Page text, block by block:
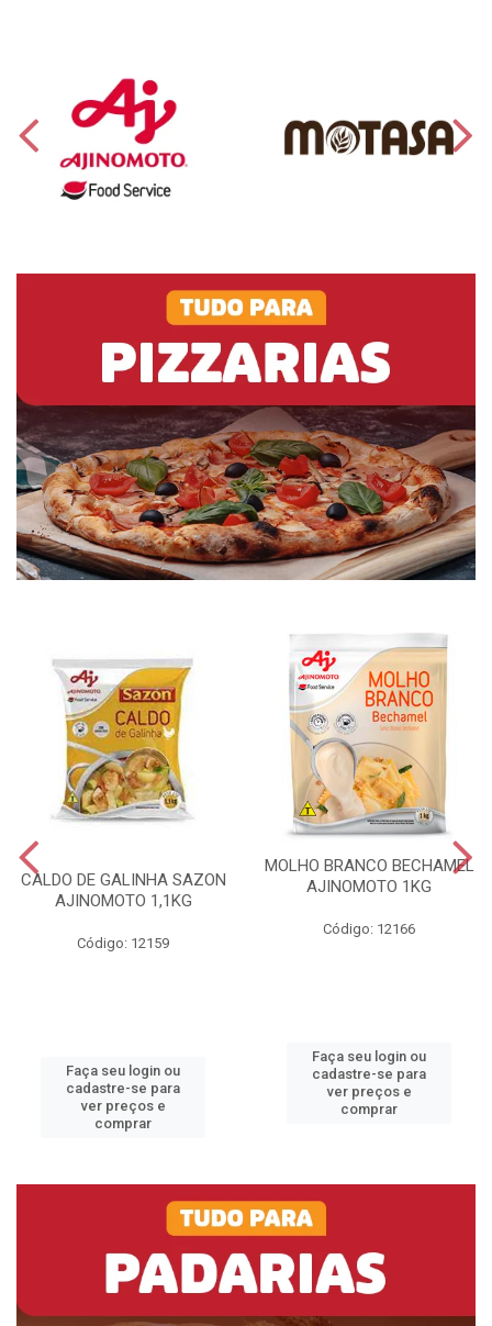
CALDO DE GALINHA SAZON
AJINOMOTO 1,1KG
Código: 12159
Faça seu login ou
cadastre-se para
ver preços e
comprar
MOLHO BRANCO BECHAMEL
AJINOMOTO 1KG
Código: 12166
Faça seu login ou
cadastre-se para
ver preços e
comprar